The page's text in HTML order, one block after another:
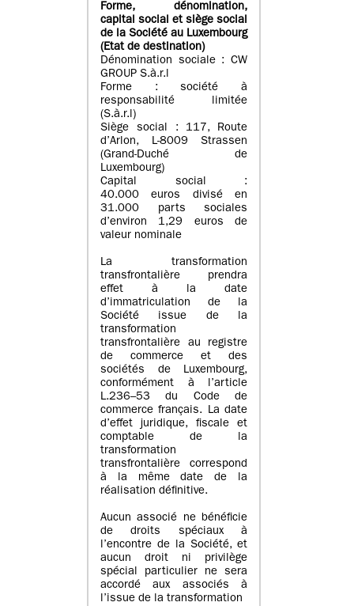
Forme, dénomination,
capital social et siège social
de la Société au Luxembourg
(Etat de destination)
Dénomination sociale : CW
GROUP S.à.r.l
Forme : société à
responsabilité limitée
(S.à.r.l)
Siège social : 117, Route
d’Arlon, L-8009 Strassen
(Grand-Duché de
Luxembourg)
Capital social :
40.000 euros divisé en
31.000 parts sociales
d’environ 1,29 euros de
valeur nominale
La transformation
transfrontalière prendra
effet à la date
d’immatriculation de la
Société issue de la
transformation
transfrontalière au registre
de commerce et des
sociétés de Luxembourg,
conformément à l’article
L.236–53 du Code de
commerce français. La date
d’effet juridique, fiscale et
comptable de la
transformation
transfrontalière correspond
à la même date de la
réalisation définitive.
Aucun associé ne bénéficie
de droits spéciaux à
l’encontre de la Société, et
aucun droit ni privilège
spécial particulier ne sera
accordé aux associés à
l’issue de la transformation